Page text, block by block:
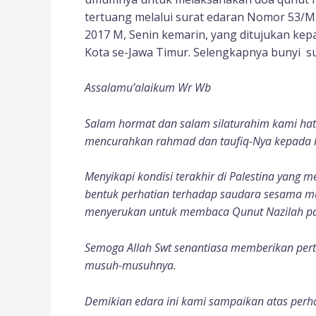
tertuang melalui surat edaran Nomor 53/
2017 M, Senin kemarin, yang ditujukan
Kota se-Jawa Timur. Selengkapnya bunyi
Assalamu’alaikum Wr Wb
Salam hormat dan salam silaturahim kami
mencurahkan rahmad dan taufiq-Nya kepada
Menyikapi kondisi terakhir di Palestina yang
bentuk perhatian terhadap saudara sesama
menyerukan untuk membaca Qunut Nazilah
Semoga Allah Swt senantiasa memberikan
musuh-musuhnya.
Demikian edara ini kami sampaikan atas